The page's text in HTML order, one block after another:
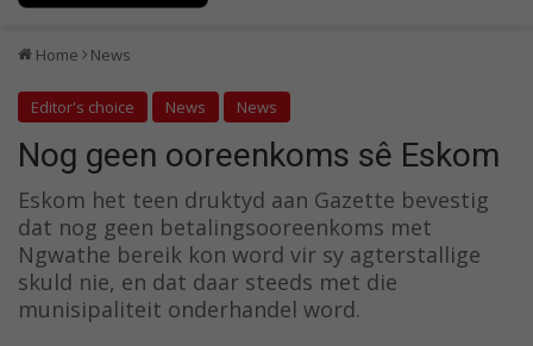
Home News
Editor's choice News News
Nog geen ooreenkoms sê Eskom
Eskom het teen druktyd aan Gazette bevestig
dat nog geen betalingsooreenkoms met
Ngwathe bereik kon word vir sy agterstallige
skuld nie, en dat daar steeds met die
munisipaliteit onderhandel word.